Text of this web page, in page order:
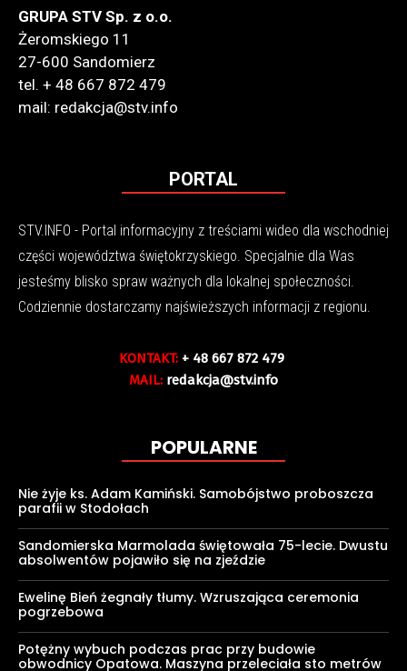
GRUPA STV Sp. z o.o.
Żeromskiego 11
27-600 Sandomierz
tel. + 48 667 872 479
mail: redakcja@stv.info
PORTAL
STV.INFO - Portal informacyjny z treściami wideo dla wschodniej
części województwa świętokrzyskiego. Specjalnie dla Was
jesteśmy blisko spraw ważnych dla lokalnej społeczności.
Codziennie dostarczamy najświeższych informacji z regionu.
KONTAKT: + 48 667 872 479
MAIL: redakcja@stv.info
POPULARNE
Nie żyje ks. Adam Kamiński. Samobójstwo proboszcza
parafii w Stodołach
Sandomierska Marmolada świętowała 75-lecie. Dwustu
absolwentów pojawiło się na zjeździe
Ewelinę Bień żegnały tłumy. Wzruszająca ceremonia
pogrzebowa
Potężny wybuch podczas prac przy budowie
obwodnicy Opatowa. Maszyna przeleciała sto metrów